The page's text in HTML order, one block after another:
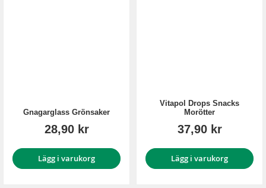
Gnagarglass Grönsaker
28,90 kr
Lägg i varukorg
Vitapol Drops Snacks
Morötter
37,90 kr
Lägg i varukorg